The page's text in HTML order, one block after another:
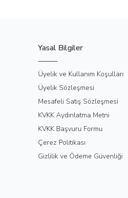
Yasal Bilgiler
Üyelik ve Kullanım Koşulları
Üyelik Sözleşmesi
Mesafeli Satış Sözleşmesi
KVKK Aydınlatma Metni
KVKK Başvuru Formu
Çerez Politikası
Gizlilik ve Ödeme Güvenliği